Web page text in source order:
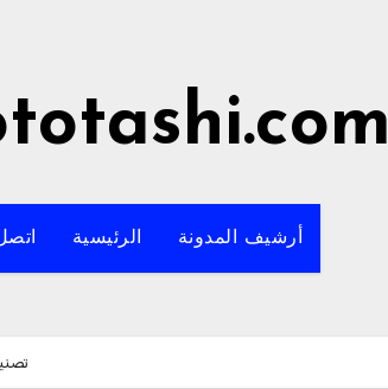
الرئيسية أرشيف المدونة